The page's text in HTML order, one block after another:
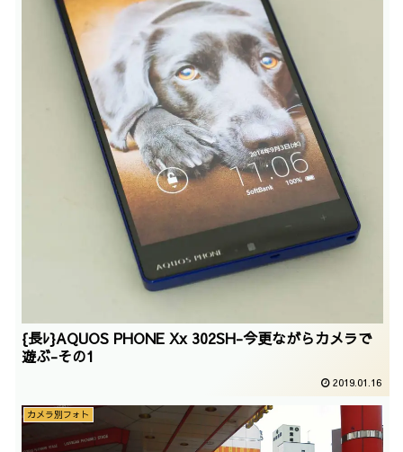
{長ﾚ}AQUOS PHONE Xx 302SH-今更ながらカメラで
遊ぶ-その1
2019.01.16
カメラ別フォト